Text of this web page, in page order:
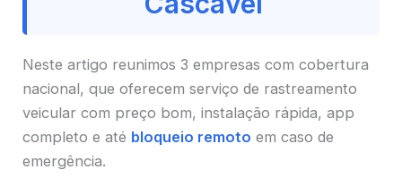
Neste artigo reunimos 3 empresas com cobertura
nacional, que oferecem serviço de rastreamento
veicular com preço bom, instalação rápida, app
completo e até bloqueio remoto em caso de
emergência.